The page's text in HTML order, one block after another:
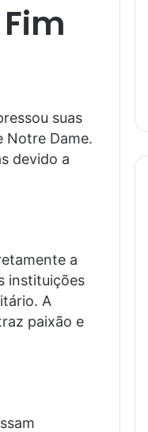
suas
Notre Dame.
devido a
a
instituições
A
paixão e